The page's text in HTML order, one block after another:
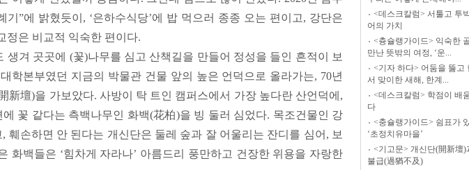
”에 밝혔듯이, ‘은하수식당’에 밥 먹으러 종종 오는 편이고, 강단은
정은 비교적 익숙한 편이다.
생겨 곳곳에 (꽃)나무를 심고 산책길을 만들어 정성을 들인 흔적이 보
학본부였던 지금의 박물관 건물 앞의 높은 언덕으로 올라가는, 70년
壇)을 가보았다. 사방이 탁 트인 캠퍼스에서 가장 높다란 산언덕에,
꽃 같다는 측백나무인 화백(花柏)을 빙 둘러 심었다. 목조건물인 강
손하면 안 된다는 개신단은 둘레 숲과 잘 어울리는 잔디를 심어, 보
백들은 ‘힘차게 자라나’ 아름드리 풍만하고 건장한 위용을 자랑한
<데스크칼럼> 서툴고 투
어의 가치
<츙슐랭가이드> 익숙한
만난 뜻밖의 여정, ‘운...
<기자 하다> 어둠을 뚫고
서 맞이한 새해, 한계...
<데스크칼럼> 학점이 배
다
<충슐랭가이드> 쉼표가
‘초정치유마을’
<기고문> 개신단(開新壇)
불급(過猶不及)